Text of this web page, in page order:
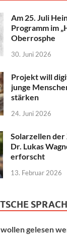
Am 25. Juli
Programm im
Oberrosphe
30. Juni 2026
Projekt will
junge
stärken
24. Juni 2026
Solarzellen
Dr. Lukas
erforscht
13. Februar 2026
gelesen